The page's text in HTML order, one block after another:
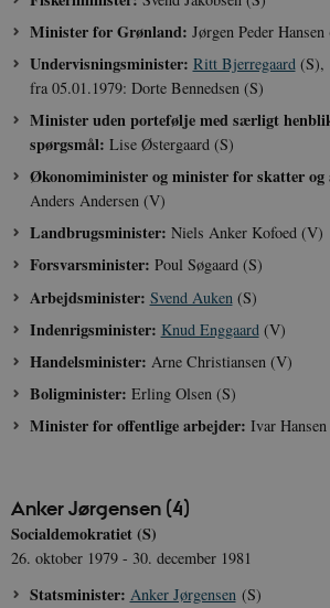
Minister for Grønland: Jørgen Peder Hansen
Undervisningsminister: Ritt Bjerregaard(S),
fra 05.01.1979: Dorte Bennedsen (S)
Minister uden portefølje med særligt
spørgsmål: Lise Østergaard (S)
Økonomiminister og minister for skatter
Anders Andersen (V)
Landbrugsminister: Niels Anker Kofoed (V)
Forsvarsminister: Poul Søgaard (S)
Arbejdsminister: Svend Auken (S)
Indenrigsminister: Knud Enggaard (V)
Handelsminister: Arne Christiansen (V)
Boligminister: Erling Olsen (S)
Minister for offentlige arbejder: Ivar
Anker Jørgensen (4)
Socialdemokratiet (S)
26. oktober 1979 - 30. december 1981
Statsminister: Anker Jørgensen(S)